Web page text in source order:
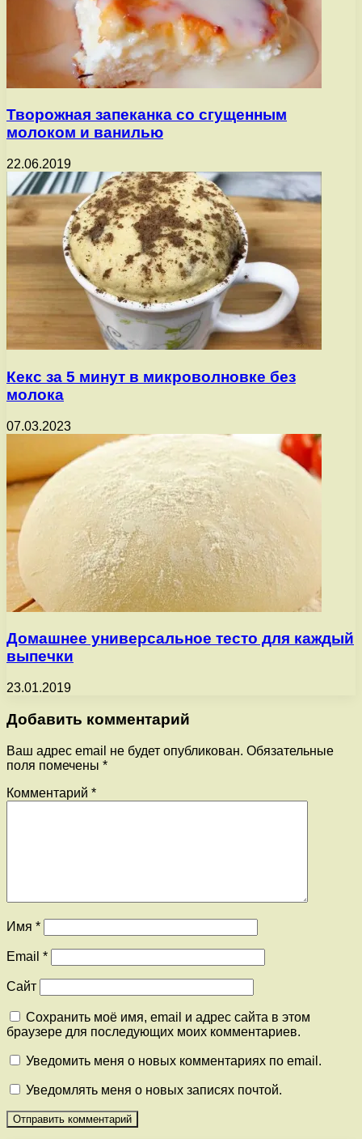
Творожная запеканка со сгущенным
молоком и ванилью
22.06.2019
Кекс за 5 минут в микроволновке без
молока
07.03.2023
Домашнее универсальное тесто для каждый
выпечки
23.01.2019
Добавить комментарий
Ваш адрес email не будет опубликован. Обязательные
поля помечены *
Комментарий *
Имя *
Email *
Сайт
Сохранить моё имя, email и адрес сайта в этом
браузере для последующих моих комментариев.
Уведомить меня о новых комментариях по email.
Уведомлять меня о новых записях почтой.